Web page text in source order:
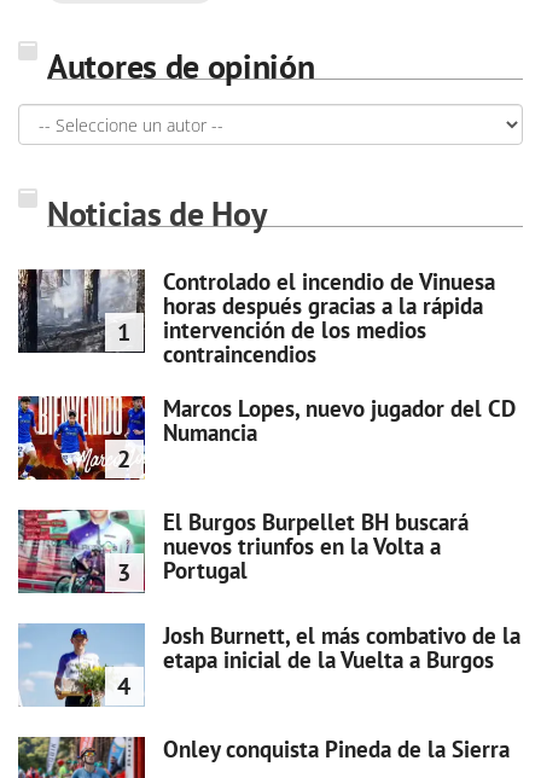
Autores de opinión
Noticias de Hoy
1
Controlado el incendio de Vinuesa
horas después gracias a la rápida
intervención de los medios
contraincendios
2
Marcos Lopes, nuevo jugador del CD
Numancia
3
El Burgos Burpellet BH buscará
nuevos triunfos en la Volta a
Portugal
4
Josh Burnett, el más combativo de la
etapa inicial de la Vuelta a Burgos
Onley conquista Pineda de la Sierra